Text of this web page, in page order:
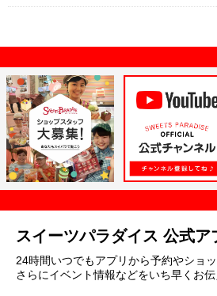
スイーツパラダイス 公式ア
24時間いつでもアプリから予約やショ
さらにイベント情報などをいち早くお伝